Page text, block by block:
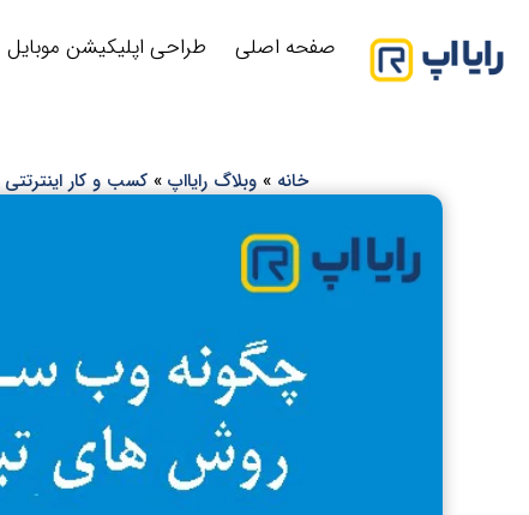
صفحه اصلی طراحی اپلیکیشن موبایل
خانه » وبلاگ رایااپ» کسب و کار اینترتتی